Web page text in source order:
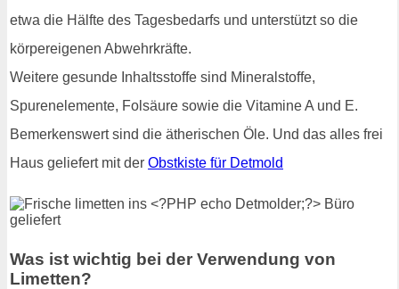
etwa die Hälfte des Tagesbedarfs und unterstützt so die
körpereigenen Abwehrkräfte.
Weitere gesunde Inhaltsstoffe sind Mineralstoffe,
Spurenelemente, Folsäure sowie die Vitamine A und E.
Bemerkenswert sind die ätherischen Öle. Und das alles frei
Haus geliefert mit der Obstkiste für Detmold
Was ist wichtig bei der Verwendung von
Limetten?